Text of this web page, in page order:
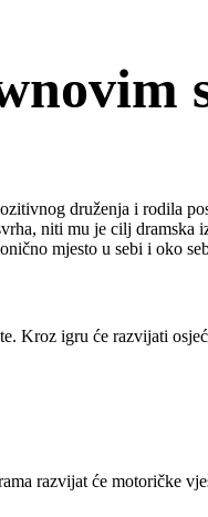
druženja i rodila
niti mu je cilj dramska
mjesto u sebi i oko
Kroz igru će razvijati
razvijat će motoričke